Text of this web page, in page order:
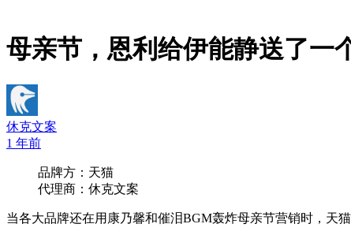
母亲节，恩利给伊能静送了一
休克文案
1 年前
品牌方：天猫
代理商：休克文案
当各大品牌还在用康乃馨和催泪BGM轰炸母亲节营销时，天